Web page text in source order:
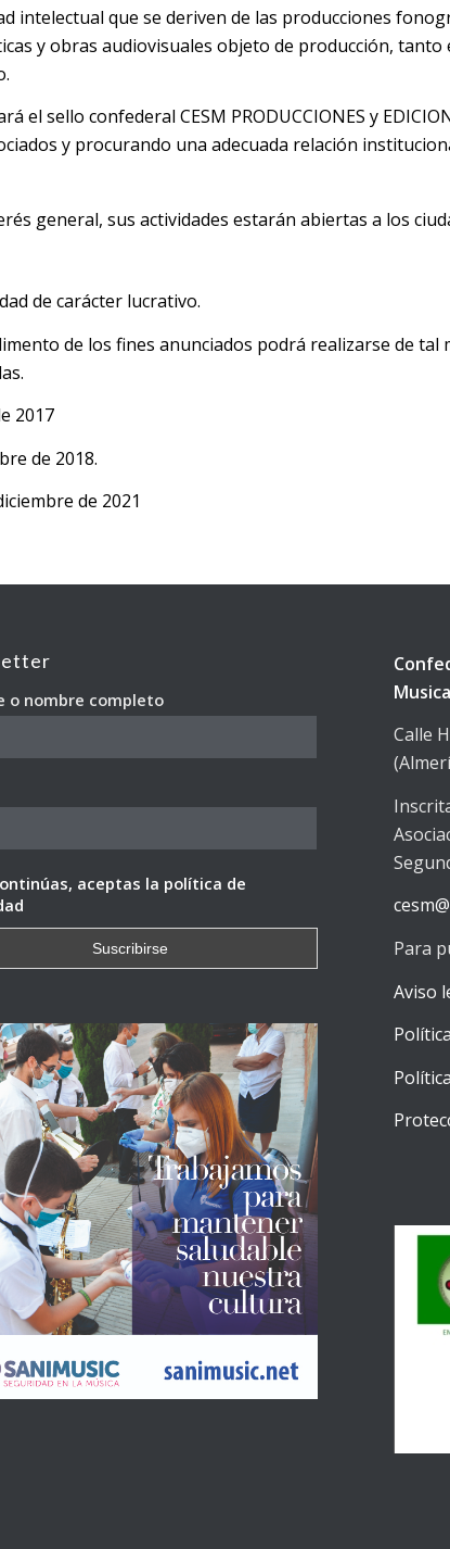
que se deriven de las producciones
y obras audiovisuales objeto de producción,
sello confederal CESM PRODUCCIONES y
y procurando una adecuada relación
general, sus actividades estarán abiertas a los
de carácter lucrativo.
de los fines anunciados podrá realizarse de tal
2017
de 2018.
de 2021
o nombre completo
aceptas la política de
Calle
Para
Aviso